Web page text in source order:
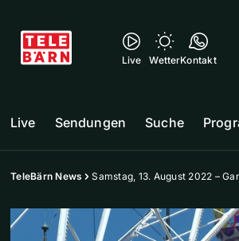
Live WetterKontakt
Live Sendungen Suche
TeleBärn News Samstag, 13. August 2022 –